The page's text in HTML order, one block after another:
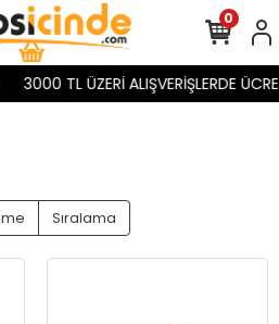
3000 TL ÜZERİ ALIŞVERİŞLERDE
0
Sıralama